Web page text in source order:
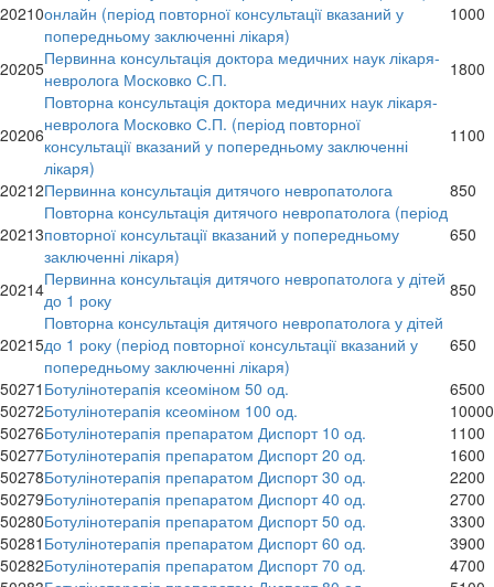
20210онлайн (період повторної консультації вказаний у
попередньому заключенні лікаря)
1000
20205Первинна консультація доктора медичних наук лікаря-
невролога Московко С.П.
1800
20206
Повторна консультація доктора медичних наук лікаря-
невролога Московко С.П. (період повторної
консультації вказаний у попередньому заключенні
лікаря)
1100
20212Первинна консультація дитячого невропатолога
850
20213
Повторна консультація дитячого невропатолога (період
повторної консультації вказаний у попередньому
заключенні лікаря)
650
20214Первинна консультація дитячого невропатолога у дітей
до 1 року
850
20215
Повторна консультація дитячого невропатолога у дітей
до 1 року (період повторної консультації вказаний у
попередньому заключенні лікаря)
650
50271 Ботулінотерапія ксеоміном 50 од.
6500
50272Ботулінотерапія ксеоміном 100 од.
10000
50276Ботулінотерапія препаратом Диспорт 10 од.
1100
50277Ботулінотерапія препаратом Диспорт 20 од.
1600
50278Ботулінотерапія препаратом Диспорт 30 од.
2200
50279Ботулінотерапія препаратом Диспорт 40 од.
2700
50280Ботулінотерапія препаратом Диспорт 50 од.
3300
50281 Ботулінотерапія препаратом Диспорт 60 од.
3900
50282Ботулінотерапія препаратом Диспорт 70 од.
4700